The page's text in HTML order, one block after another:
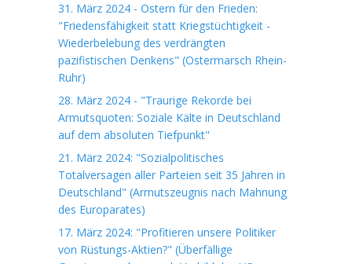
31. März 2024 - Ostern für den Frieden:
"Friedensfähigkeit statt Kriegstüchtigkeit -
Wiederbelebung des verdrängten
pazifistischen Denkens" (Ostermarsch Rhein-
Ruhr)
28. März 2024 - "Traurige Rekorde bei
Armutsquoten: Soziale Kälte in Deutschland
auf dem absoluten Tiefpunkt"
21. März 2024: "Sozialpolitisches
Totalversagen aller Parteien seit 35 Jahren in
Deutschland" (Armutszeugnis nach Mahnung
des Europarates)
17. März 2024: "Profitieren unsere Politiker
von Rüstungs-Aktien?" (Überfällige